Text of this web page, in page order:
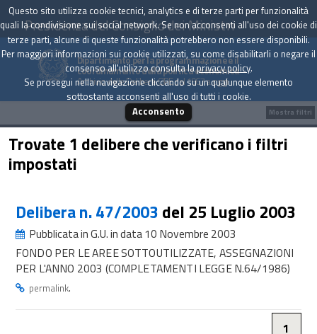
Presidenza del Consiglio dei Ministri
Dipartimento per la programmazione e il
coordinamento della politica economica
Archivio delle Delibere CIPE dal 1967 a oggi
Trovate 1 delibere che verificano i filtri
impostati
Delibera n. 47/2003 del 25 Luglio 2003
Pubblicata in G.U. in data 10 Novembre 2003
FONDO PER LE AREE SOTTOUTILIZZATE, ASSEGNAZIONI
PER L'ANNO 2003 (COMPLETAMENTI LEGGE N.64/1986)
permalink.
1
Mostra filtri
Questo sito utilizza cookie tecnici, analytics e di terze parti per funzionalità
quali la condivisione sui social network. Se non acconsenti all'uso dei cookie di
terze parti, alcune di queste funzionalità potrebbero non essere disponibili.
Per maggiori informazioni sui cookie utilizzati, su come disabilitarli o negare il
consenso all'utilizzo consulta laprivacy policy.
Se prosegui nella navigazione cliccando su un qualunque elemento
sottostante acconsenti all'uso di tutti i cookie.
Acconsento